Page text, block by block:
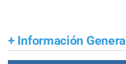
+ Información General